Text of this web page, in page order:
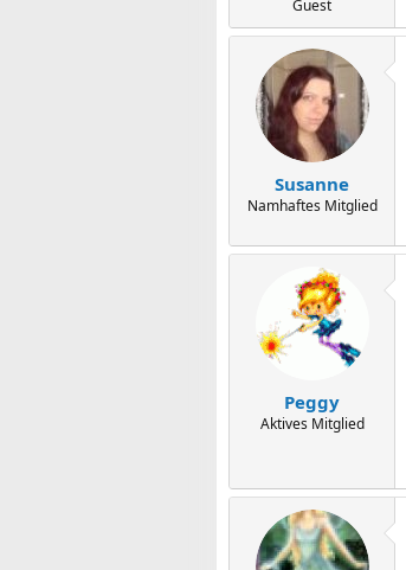
Guest
Susanne
Namhaftes Mitglied
Peggy
Aktives Mitglied